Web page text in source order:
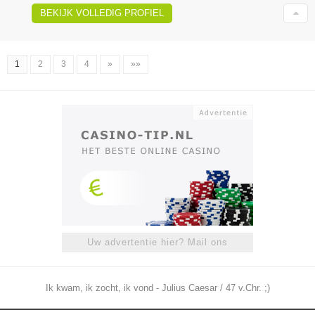
BEKIJK VOLLEDIG PROFIEL
1 2 3 4 » »»
Uw advertentie hier? Mail ons
Ik kwam, ik zocht, ik vond - Julius Caesar / 47 v.Chr. ;)